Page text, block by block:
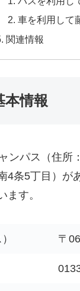
車を利用して
関連情報
本情報
ンパス（住所
4条5丁目）が
ます。
〒